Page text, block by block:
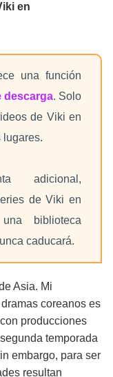
en
una función
descarga. Solo
de Viki en
lugares.
adicional,
de Viki en
biblioteca
caducará.
Asia. Mi
coreanos es
producciones
temporada
embargo, para ser
resultan